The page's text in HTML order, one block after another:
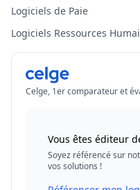
Logiciels de Paie
Logiciels Ressources
Celge, 1er comparateur et
Vous êtes éditeur
Soyez référencé sur
vos solutions !